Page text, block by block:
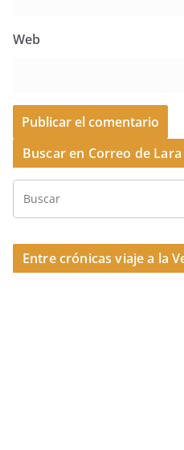
Web
Buscar en Correo de Lara
Entre crónicas viaje a la